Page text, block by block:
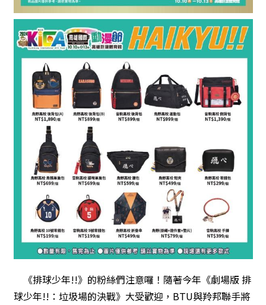
《排球少年!!》的粉絲們注意囉！隨著今年《劇場版 排
球少年!!：垃圾場的決戰》大受歡迎，BTU與羚邦聯手將